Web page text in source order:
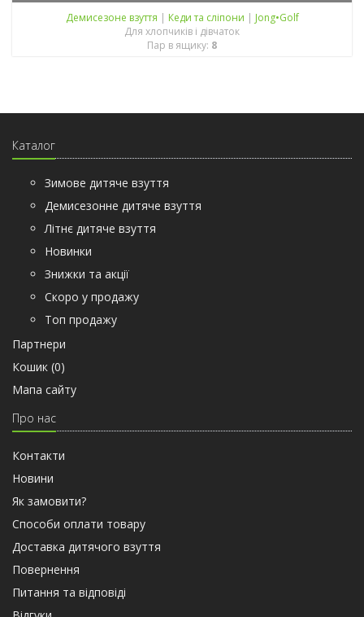
Демисезонe взуття | Кеди та сліпони | Jong•Golf
Для хлопчиків і дівчаток
Пар в ящику: 8
Каталог
Зимове дитяче взуття
Демисезонне дитяче взуття
Літнє дитяче взуття
Новинки
Знижки та акції
Скоро у продажу
Топ продажу
Партнери
Кошик (0)
Мапа сайту
Про нас
Контакти
Новини
Як замовити?
Способи оплати товару
Доставка дитячого взуття
Повернення
Питання та відповіді